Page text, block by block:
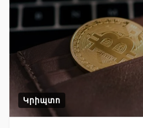
Կրիպտո